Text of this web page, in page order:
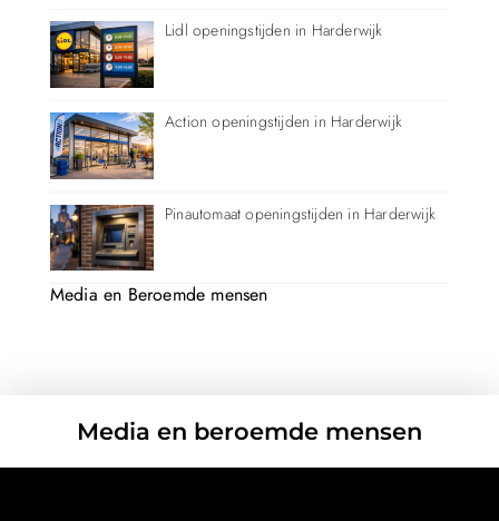
Lidl openingstijden in Harderwijk
Action openingstijden in Harderwijk
Pinautomaat openingstijden in Harderwijk
Media en Beroemde mensen
Media en beroemde mensen